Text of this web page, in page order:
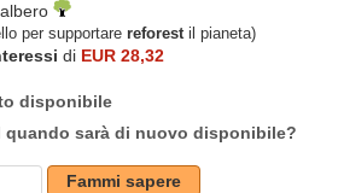
per supportare reforestil pianeta)
di EUR 28,32
disponibile
quando sarà di nuovo disponibile?
Fammi sapere